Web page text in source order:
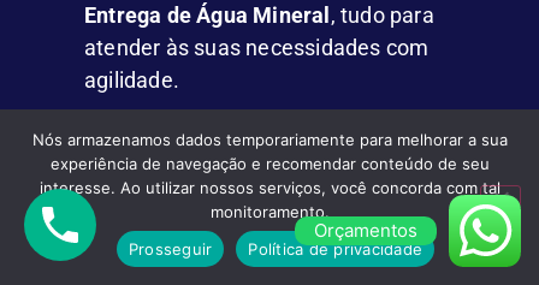
Entrega de Água Mineral , tudo para
atender às suas necessidades com
agilidade.
ATENDIMENTO
Complementando nossos serviços,
oferecemos um sistema deEntrega de
Orçamentos
Nós armazenamos dados temporariamente para melhorar a sua
experiência de navegação e recomendar conteúdo de seu
interesse. Ao utilizar nossos serviços, você concorda com tal
monitoramento.
Prosseguir
Política de privacidade